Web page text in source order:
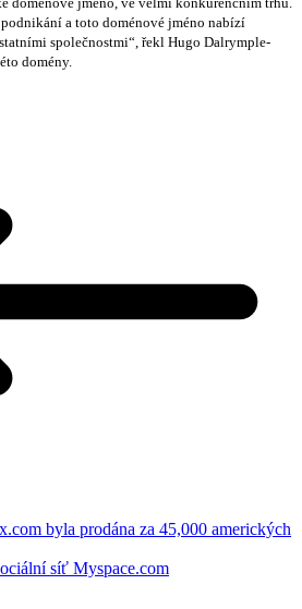
a toto doménové jméno nabízí
společnostmi“, řekl Hugo Dalrymple-
domény.
byla prodána za 45,000 amerických
síť Myspace.com